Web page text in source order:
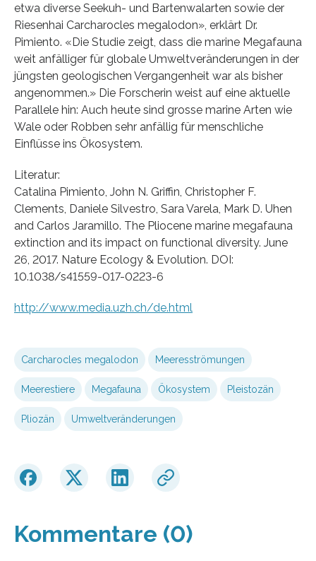
etwa diverse Seekuh- und Bartenwalarten sowie der
Riesenhai Carcharocles megalodon», erklärt Dr.
Pimiento. «Die Studie zeigt, dass die marine Megafauna
weit anfälliger für globale Umweltveränderungen in der
jüngsten geologischen Vergangenheit war als bisher
angenommen.» Die Forscherin weist auf eine aktuelle
Parallele hin: Auch heute sind grosse marine Arten wie
Wale oder Robben sehr anfällig für menschliche
Einflüsse ins Ökosystem.
Literatur:
Catalina Pimiento, John N. Griffin, Christopher F.
Clements, Daniele Silvestro, Sara Varela, Mark D. Uhen
and Carlos Jaramillo. The Pliocene marine megafauna
extinction and its impact on functional diversity. June
26, 2017. Nature Ecology & Evolution. DOI:
10.1038/s41559-017-0223-6
http://www.media.uzh.ch/de.html
Carcharocles megalodon Meeresströmungen
Meerestiere Megafauna Ökosystem Pleistozän
Pliozän Umweltveränderungen
Kommentare (0)